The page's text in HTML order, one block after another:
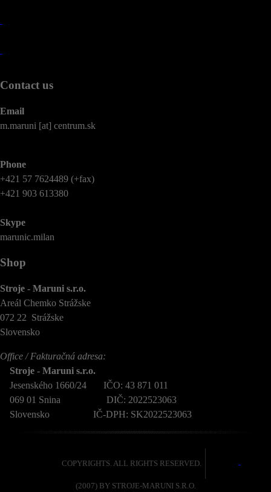
Contact us
Email
m.maruni [at] centrum.sk
Phone
+421 57 7624489 (+fax)
+421 903 613380
Skype
marunic.milan
Shop
Stroje - Maruni s.r.o.
Areál Chemko Strážske
072 22 Strážske
Slovensko
Office / Fakturačná adresa:
Stroje - Maruni s.r.o.
Jesenského 1660/24 IČO: 43 871 011
069 01 Snina DIČ: 2022523063
Slovensko IČ-DPH: SK2022523063
COPYRIGHTS. ALL RIGHTS RESERVED.
(2007) BY STROJE-MARUNI S.R.O.